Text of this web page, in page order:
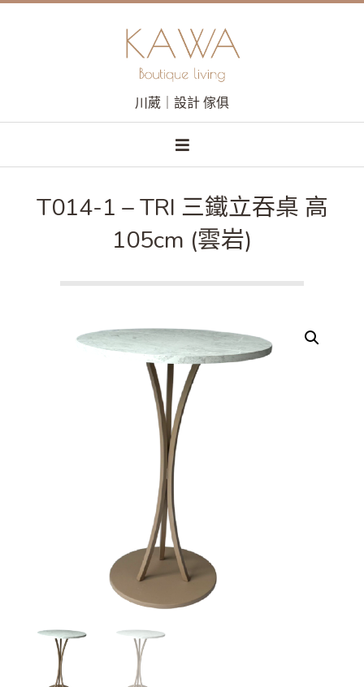
川葳｜設計 傢俱
T014-1 – TRI 三鐵立吞桌 高
105cm (雲岩)